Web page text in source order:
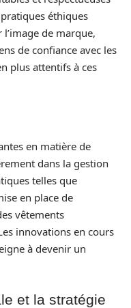
éthiques
de marque,
de confiance avec les
plus attentifs à ces
en matière de
dans la gestion
telles que
en place de
vêtements
innovations en cours
à devenir un
et la stratégie